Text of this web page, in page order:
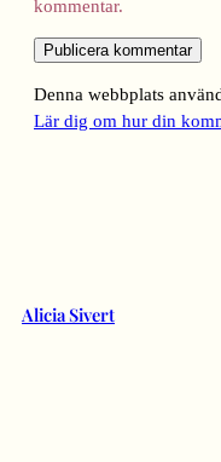
kommentar.
Denna webbplats
Lär dig om hur din
Alicia Sivert